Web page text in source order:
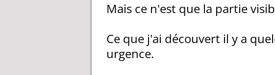
Mais ce n'est que la partie
Ce que j'ai découvert il y a
urgence.